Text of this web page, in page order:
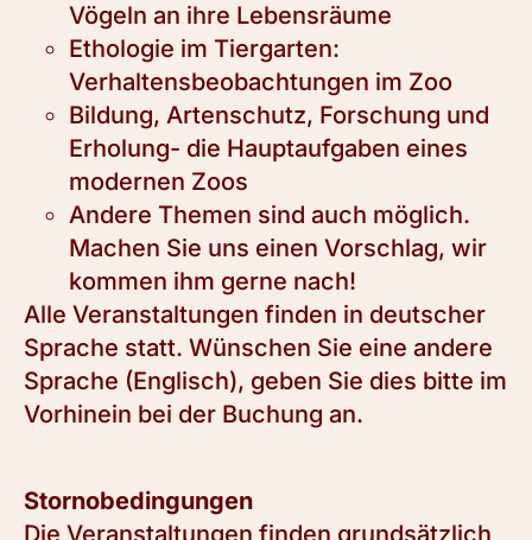
Vögeln an ihre Lebensräume
Ethologie im Tiergarten:
Verhaltensbeobachtungen im Zoo
Bildung, Artenschutz, Forschung und
Erholung- die Hauptaufgaben eines
modernen Zoos
Andere Themen sind auch möglich.
Machen Sie uns einen Vorschlag, wir
kommen ihm gerne nach!
Alle Veranstaltungen finden in deutscher
Sprache statt. Wünschen Sie eine andere
Sprache (Englisch), geben Sie dies bitte im
Vorhinein bei der Buchung an.
Stornobedingungen
Die Veranstaltungen finden grundsätzlich